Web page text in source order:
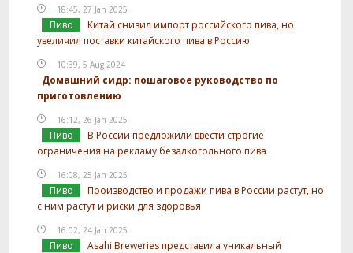
18:45, 27 Jan 2025
Пиво
Китай снизил импорт российского пива, но
увеличил поставки китайского пива в Россию
10:39, 5 Aug 2024
Домашний сидр: пошаговое руководство по
приготовлению
16:12, 26 Jan 2025
Пиво
В России предложили ввести строгие
ограничения на рекламу безалкогольного пива
16:08, 25 Jan 2025
Пиво
Производство и продажи пива в России растут, но
с ним растут и риски для здоровья
16:02, 24 Jan 2025
Пиво
Asahi Breweries представила уникальный